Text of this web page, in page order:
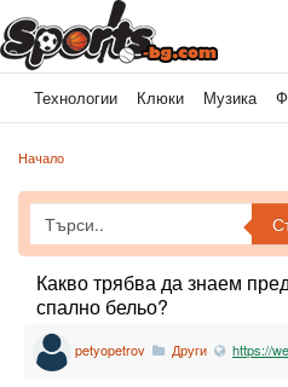
Технологии Клюки Музика
Начало
Какво трябва да знаем
спално бельо?
petyopetrov Други https://